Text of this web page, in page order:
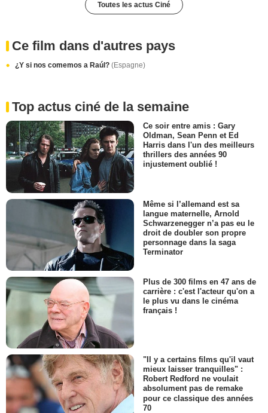
Toutes les actus Ciné
Ce film dans d'autres pays
¿Y si nos comemos a Raúl? (Espagne)
Top actus ciné de la semaine
Ce soir entre amis : Gary
Oldman, Sean Penn et Ed
Harris dans l'un des meilleurs
thrillers des années 90
injustement oublié !
Même si l’allemand est sa
langue maternelle, Arnold
Schwarzenegger n’a pas eu le
droit de doubler son propre
personnage dans la saga
Terminator
Plus de 300 films en 47 ans de
carrière : c'est l'acteur qu'on a
le plus vu dans le cinéma
français !
"Il y a certains films qu'il vaut
mieux laisser tranquilles" :
Robert Redford ne voulait
absolument pas de remake
pour ce classique des années
70